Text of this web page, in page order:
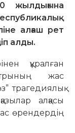
жылдығына
алғаш рет
алды.
құралған
жас
трагедиялық
алқасы
өрендердің